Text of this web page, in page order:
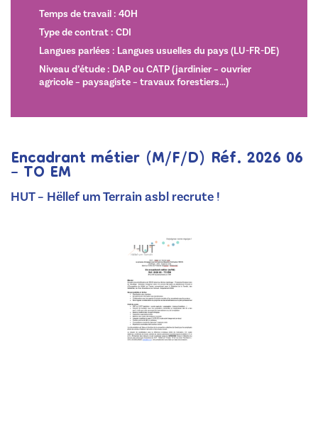
Temps de travail : 40H
Type de contrat : CDI
Langues parlées : Langues usuelles du pays (LU-FR-DE)
Niveau d’étude : DAP ou CATP (jardinier – ouvrier
agricole – paysagiste – travaux forestiers…)
Encadrant métier (M/F/D) Réf. 2026 06
– TO EM
HUT – Hëllef um Terrain asbl recrute !